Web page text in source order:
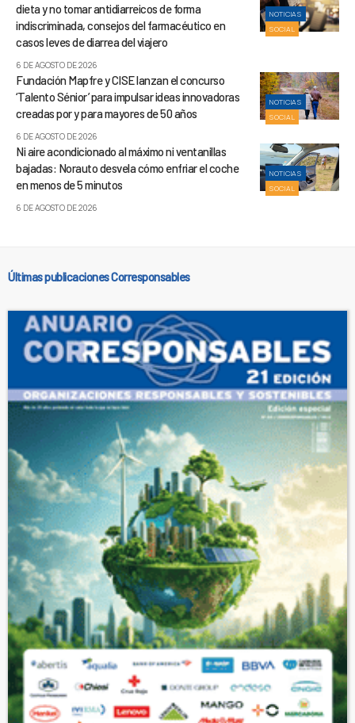
NOTICIAS
SOCIAL
dieta y no tomar antidiarreicos de forma
indiscriminada, consejos del farmacéutico en
casos leves de diarrea del viajero
6 DE AGOSTO DE 2026
NOTICIAS
SOCIAL
Fundación Mapfre y CISE lanzan el concurso
‘Talento Sénior’ para impulsar ideas innovadoras
creadas por y para mayores de 50 años
6 DE AGOSTO DE 2026
NOTICIAS
SOCIAL
Ni aire acondicionado al máximo ni ventanillas
bajadas: Norauto desvela cómo enfriar el coche
en menos de 5 minutos
6 DE AGOSTO DE 2026
Últimas publicaciones Corresponsables